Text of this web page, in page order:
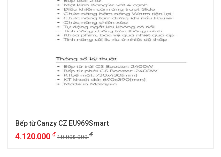
Bếp từ Canzy CZ EU969Smart
4.120.000 ₫ 10.000.000₫